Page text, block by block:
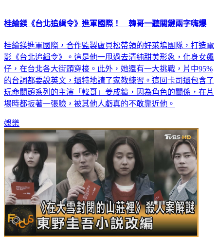
桂綸鎂《台北追緝令》進軍國際！ 韓哥一聽關鍵兩字嗨爆
桂綸鎂進軍國際，合作監製盧貝松帶領的好萊塢團隊，打造電
影《台北追緝令》。這是他一甩過去清純甜美形象，化身女飆
仔，在台北各大街頭穿梭。此外，她還有一大挑戰，片中95%
的台詞都要說英文，還特地請了家教練習。這回卡司還包含了
玩命關頭系列的主演「韓哥」姜成鎬，因為角色的關係，在片
場時都扳著一張臉，被其他人虧真的不敢靠近他。
娛樂